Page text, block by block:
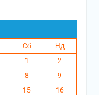
Сб
Нд
1
2
8
9
15
16